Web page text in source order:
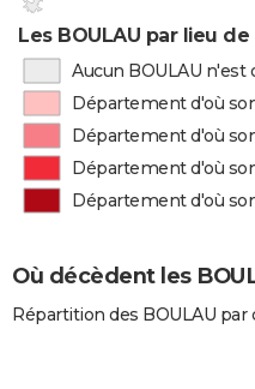
Les BOULAU par lieu
Aucun BOULAU
Département d'où
Département d'où
Département d'où
Département d'où
Où décèdent les
Répartition des BOULAU